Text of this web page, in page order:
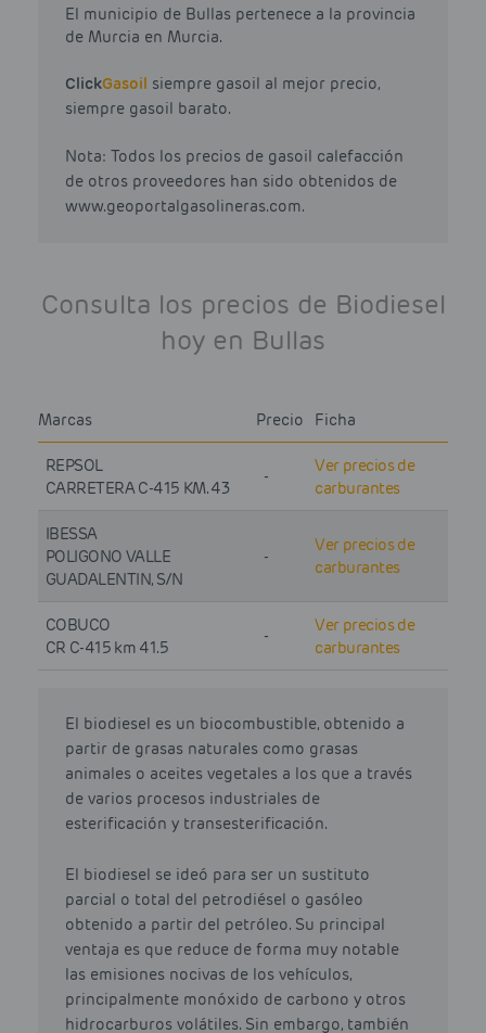
El municipio de Bullas pertenece a la provincia
de Murcia en Murcia.
ClickGasoil siempre gasoil al mejor precio,
siempre gasoil barato.
Nota: Todos los precios de gasoil calefacción
de otros proveedores han sido obtenidos de
www.geoportalgasolineras.com.
Consulta los precios de Biodiesel
hoy en Bullas
Marcas Precio Ficha
REPSOL
CARRETERA C-415 KM. 43
-
Ver precios de
carburantes
IBESSA
POLIGONO VALLE
GUADALENTIN, S/N
-
Ver precios de
carburantes
COBUCO
CR C-415 km 41.5
-
Ver precios de
carburantes
El biodiesel es un biocombustible, obtenido a
partir de grasas naturales como grasas
animales o aceites vegetales a los que a través
de varios procesos industriales de
esterificación y transesterificación.
El biodiesel se ideó para ser un sustituto
parcial o total del petrodiésel o gasóleo
obtenido a partir del petróleo. Su principal
ventaja es que reduce de forma muy notable
las emisiones nocivas de los vehículos,
principalmente monóxido de carbono y otros
hidrocarburos volátiles. Sin embargo, también